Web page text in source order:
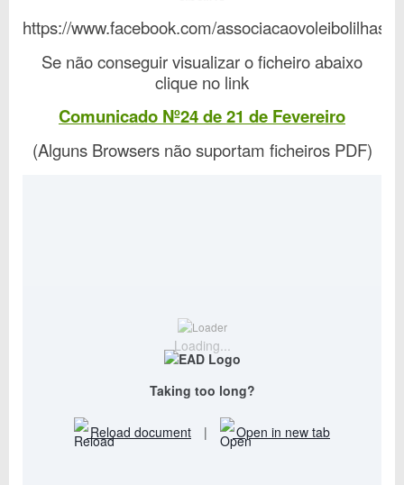
https://www.facebook.com/
Se não conseguir visualizar o ficheiro abaixo
clique no link
Comunicado Nº24 de 21 de Fevereiro
(Alguns Browsers não suportam ficheiros PDF)
Loading...
Taking too long?
Reload document | Open in new tab